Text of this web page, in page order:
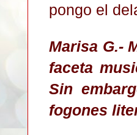
pongo el
Marisa G.-
faceta
Sin
fogones